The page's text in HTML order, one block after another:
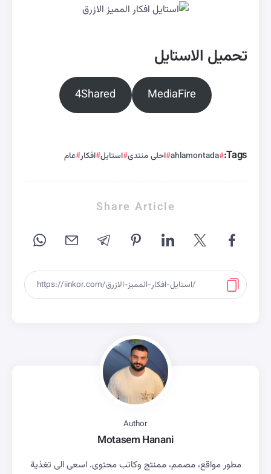
تحميل الاستايل
MediaFire
4Shared
Tags:
ahlamontada احلى منتدى استايل افكار عام
Share Article
Author
Motasem Hanani
مطور مواقع، مصمم، ممنتج وكاتب محتوى. اسعى الى تغذية